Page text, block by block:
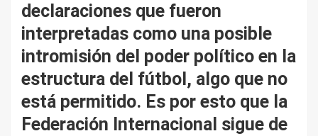
declaraciones que fueron
interpretadas como una posible
intromisión del poder político en la
estructura del fútbol, algo que no
está permitido. Es por esto que la
Federación Internacional sigue de